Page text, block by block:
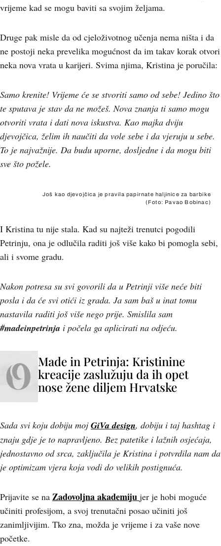
vrijeme kad se mogu baviti sa svojim željama.
Druge pak misle da od cjeloživotnog učenja nema ništa i da
ne postoji neka prevelika mogućnost da im takav korak otvori
neka nova vrata u karijeri. Svima njima, Kristina je poručila:
Samo krenite! Vrijeme će se stvoriti samo od sebe! Jedino što
te sputava je stav da ne možeš. Nova znanja ti samo mogu
otvoriti vrata i dati nova iskustva. Kao majka dviju
djevojčica, želim ih naučiti da vole sebe i da vjeruju u sebe.
To je najvažnije. Da budu uporne, dosljedne i da mogu biti
sve što požele.
Još kao djevojčica je pravila papirnate haljinice za barbike
(Foto: Pavao Bobinac)
I Kristina tu nije stala. Kad su najteži trenutci pogodili
Petrinju, ona je odlučila raditi još više kako bi pomogla sebi,
ali i svome gradu.
Nakon potresa su svi govorili da u Petrinji više neće biti
posla i da će svi otići iz grada. Ja sam baš u inat tomu
nastavila raditi još više nego prije. Smislila sam
#madeinpetrinja i počela ga aplicirati na odjeću.
Made in Petrinja: Kristinine
kreacije zaslužuju da ih opet
nose žene diljem Hrvatske
Sada svi koju dobiju mojGiVa design, dobiju i taj hashtag i
znaju gdje je to napravljeno. Bez patetike i lažnih osjećaja,
jednostavno od srca, zaključila je Kristina i potvrdila nam da
je optimizam vjera koja vodi do velikih postignuća.
Prijavite se na Zadovoljna akademiju jer je hobi moguće
učiniti profesijom, a svoj trenutačni posao učiniti još
zanimljivijim. Tko zna, možda je vrijeme i za vaše nove
početke.